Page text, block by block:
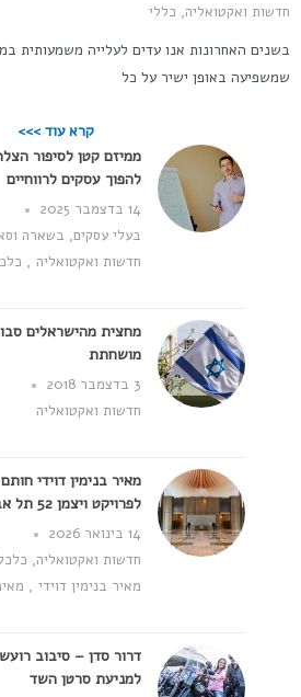
חדשות ואקטואליה, כללי
בשנים האחרונות אנו עדים לעלייה משמעותית
שמשפיעה באופן ישיר על כל
קרא עוד >>>
ממיזם קטן לסיפור
להפוך עסקים לרווחיים
14 בדצמבר 2025
בעלי עסקים, בשארה
חדשות ואקטואליה ,
מחצית מהישראלים
מושחתת
3 בדצמבר 2018
חדשות ואקטואליה
מאיר בנימין דוידי
לפרויקט ויצמן 52 תל אביב
14 בינואר 2026
חדשות ואקטואליה,
מאיר בנימין דוידי ,
דרור סדן – סיבוב
למניעת סרטן השד